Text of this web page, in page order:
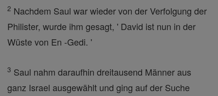
2 Nachdem Saul war wieder von der Verfolgung der
Philister, wurde ihm gesagt, ' David ist nun in der
Wüste von En -Gedi. '
3 Saul nahm daraufhin dreitausend Männer aus
ganz Israel ausgewählt und ging auf der Suche